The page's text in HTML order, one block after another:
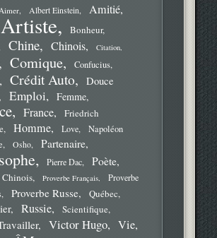
Aimer Albert Einstein Amitié
Artiste Bonheur
Chine Chinois Citation
Comique Confucius
Crédit Auto
Douce
Emploi Femme
France
Friedrich
Homme Love
Napoléon
Osho Partenaire
Pierre Dac Poète
Chinois Proverbe Français
Proverbe
Proverbe Russe Québec
Russie Scientifique
Victor Hugo Vie